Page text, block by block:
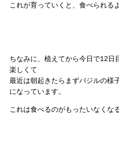
これが育っていくと、食べられる
ちなみに、植えてから今日で12日
楽しくて
最近は朝起きたらまずバジルの様
になっています。
これは食べるのがもったいなくな